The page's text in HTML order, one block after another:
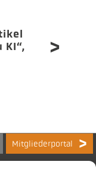
KI“,
Mitgliederportal